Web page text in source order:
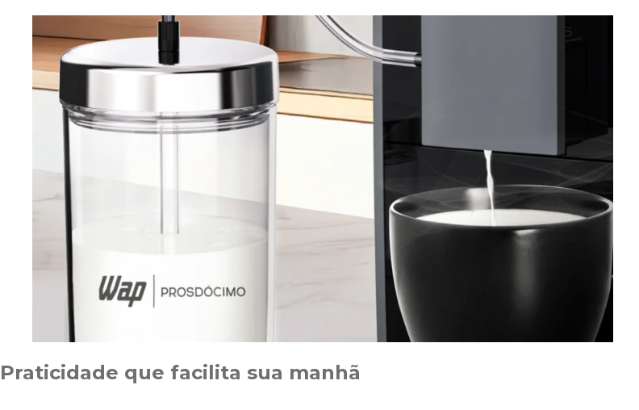
Praticidade que facilita sua manhã